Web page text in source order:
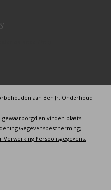
aan Ben Jr. Onderhoud
en vinden plaats
Gegevensbescherming).
Verwerking Persoonsgegevens.